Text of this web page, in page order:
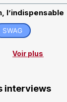
l’indispensable
SWAG
Voir plus
interviews